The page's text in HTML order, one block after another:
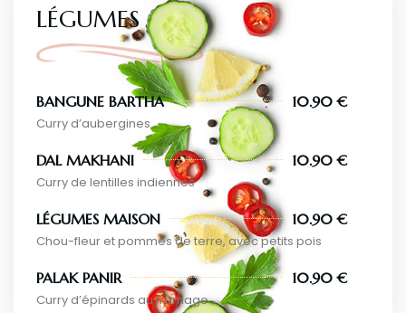
LÉGUMES
BANGUNE BARTHA 10.90 €
Curry d’aubergines
DAL MAKHANI 10.90 €
Curry de lentilles indiennes
LÉGUMES MAISON 10.90 €
Chou-fleur et pommes de terre, avec petits pois
PALAK PANIR 10.90 €
Curry d’épinards au fromage